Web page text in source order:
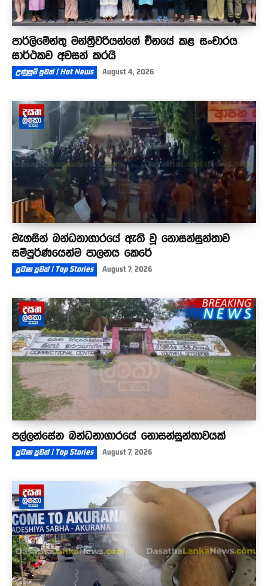
පාර්ලිමේන්තු මන්ත්‍රීවරියන්ගේ චීනයේ කළ සංචාරය
සාර්ථකව අවසන් කරයි
උණුසුම් පුවත් | Hot News August 4, 2026
මැගසින් බන්ධනාගාරයේ ඇති වූ නොසන්සුන්තාව
සම්පූර්ණයෙන්ම පාලනය කෙරේ
ප්‍රධාන පුවත් | Top Stories August 7, 2026
පල්ලන්සේන බන්ධනාගාරයේ නොසන්සුන්තාවයක්
ප්‍රධාන පුවත් | Top Stories August 7, 2026